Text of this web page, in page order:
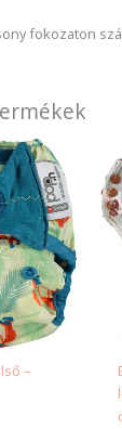
fokozaton
–